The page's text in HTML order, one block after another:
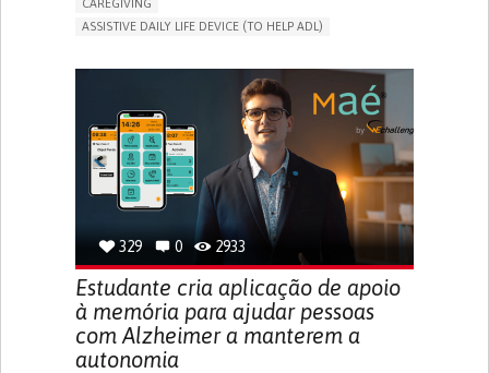
CAREGIVING
ASSISTIVE DAILY LIFE DEVICE (TO HELP ADL)
MAINTAINING BALANCE AND MOBILITY
PREVENTING (VACCINATION, PROTECTION, FALLS,
GENERAL AND FAMILY MEDICINE
CAREGIVER SUPPORT
UNITED STATES
329 0 2933
Estudante cria aplicação de apoio
à memória para ajudar pessoas
com Alzheimer a manterem a
autonomia